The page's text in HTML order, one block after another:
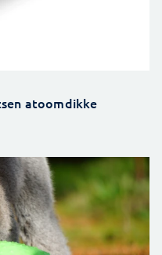
atoomdikke